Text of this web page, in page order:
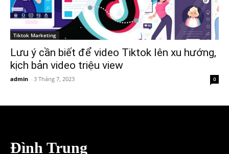
Tiktok Marketing
Lưu ý cần biết để video Tiktok lên xu hướng,
kịch bản video triệu view
admin - 3 Tháng 7, 2023 0
Đình Trung